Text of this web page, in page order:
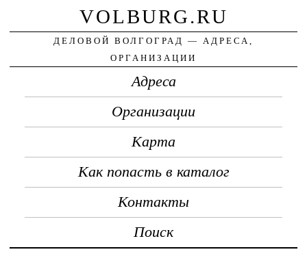
VOLBURG.RU
ДЕЛОВОЙ ВОЛГОГРАД — АДРЕСА,
ОРГАНИЗАЦИИ
Адреса
Организации
Карта
Как попасть в каталог
Контакты
Поиск